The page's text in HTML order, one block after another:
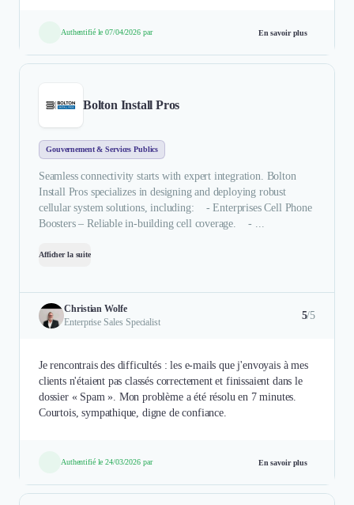
Authentifié le 07/04/2026 par En savoir plus
Bolton Install Pros
Gouvernement & Services Publics
Seamless connectivity starts with expert integration. Bolton
Install Pros specializes in designing and deploying robust
cellular system solutions, including: - Enterprises Cell Phone
Boosters – Reliable in-building cell coverage. - ...
Afficher la suite
Christian Wolfe
Enterprise Sales Specialist
5/5
Je rencontrais des difficultés : les e-mails que j'envoyais à mes
clients n'étaient pas classés correctement et finissaient dans le
dossier « Spam ». Mon problème a été résolu en 7 minutes.
Courtois, sympathique, digne de confiance.
Authentifié le 24/03/2026 par En savoir plus